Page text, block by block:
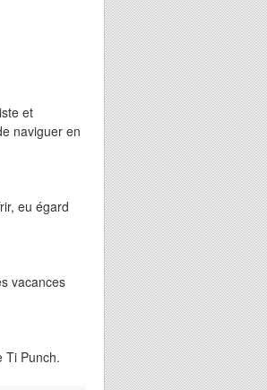
et
naviguer en
eu égard
vacances
Ti Punch.